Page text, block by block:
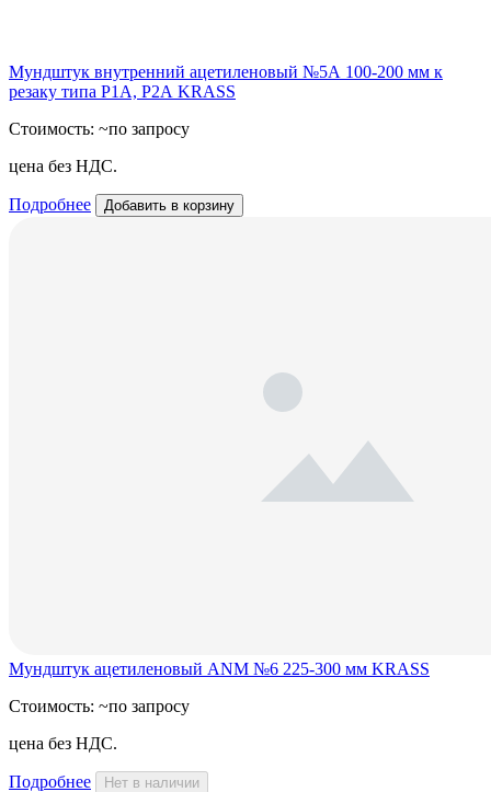
Мундштук внутренний ацетиленовый №5А 100-200 мм к
резаку типа Р1А, Р2А KRASS
Стоимость: ~по запросу
цена без НДС.
Подробнее Добавить в корзину
Мундштук ацетиленовый ANM №6 225-300 мм KRASS
Стоимость: ~по запросу
цена без НДС.
Подробнее Нет в наличии